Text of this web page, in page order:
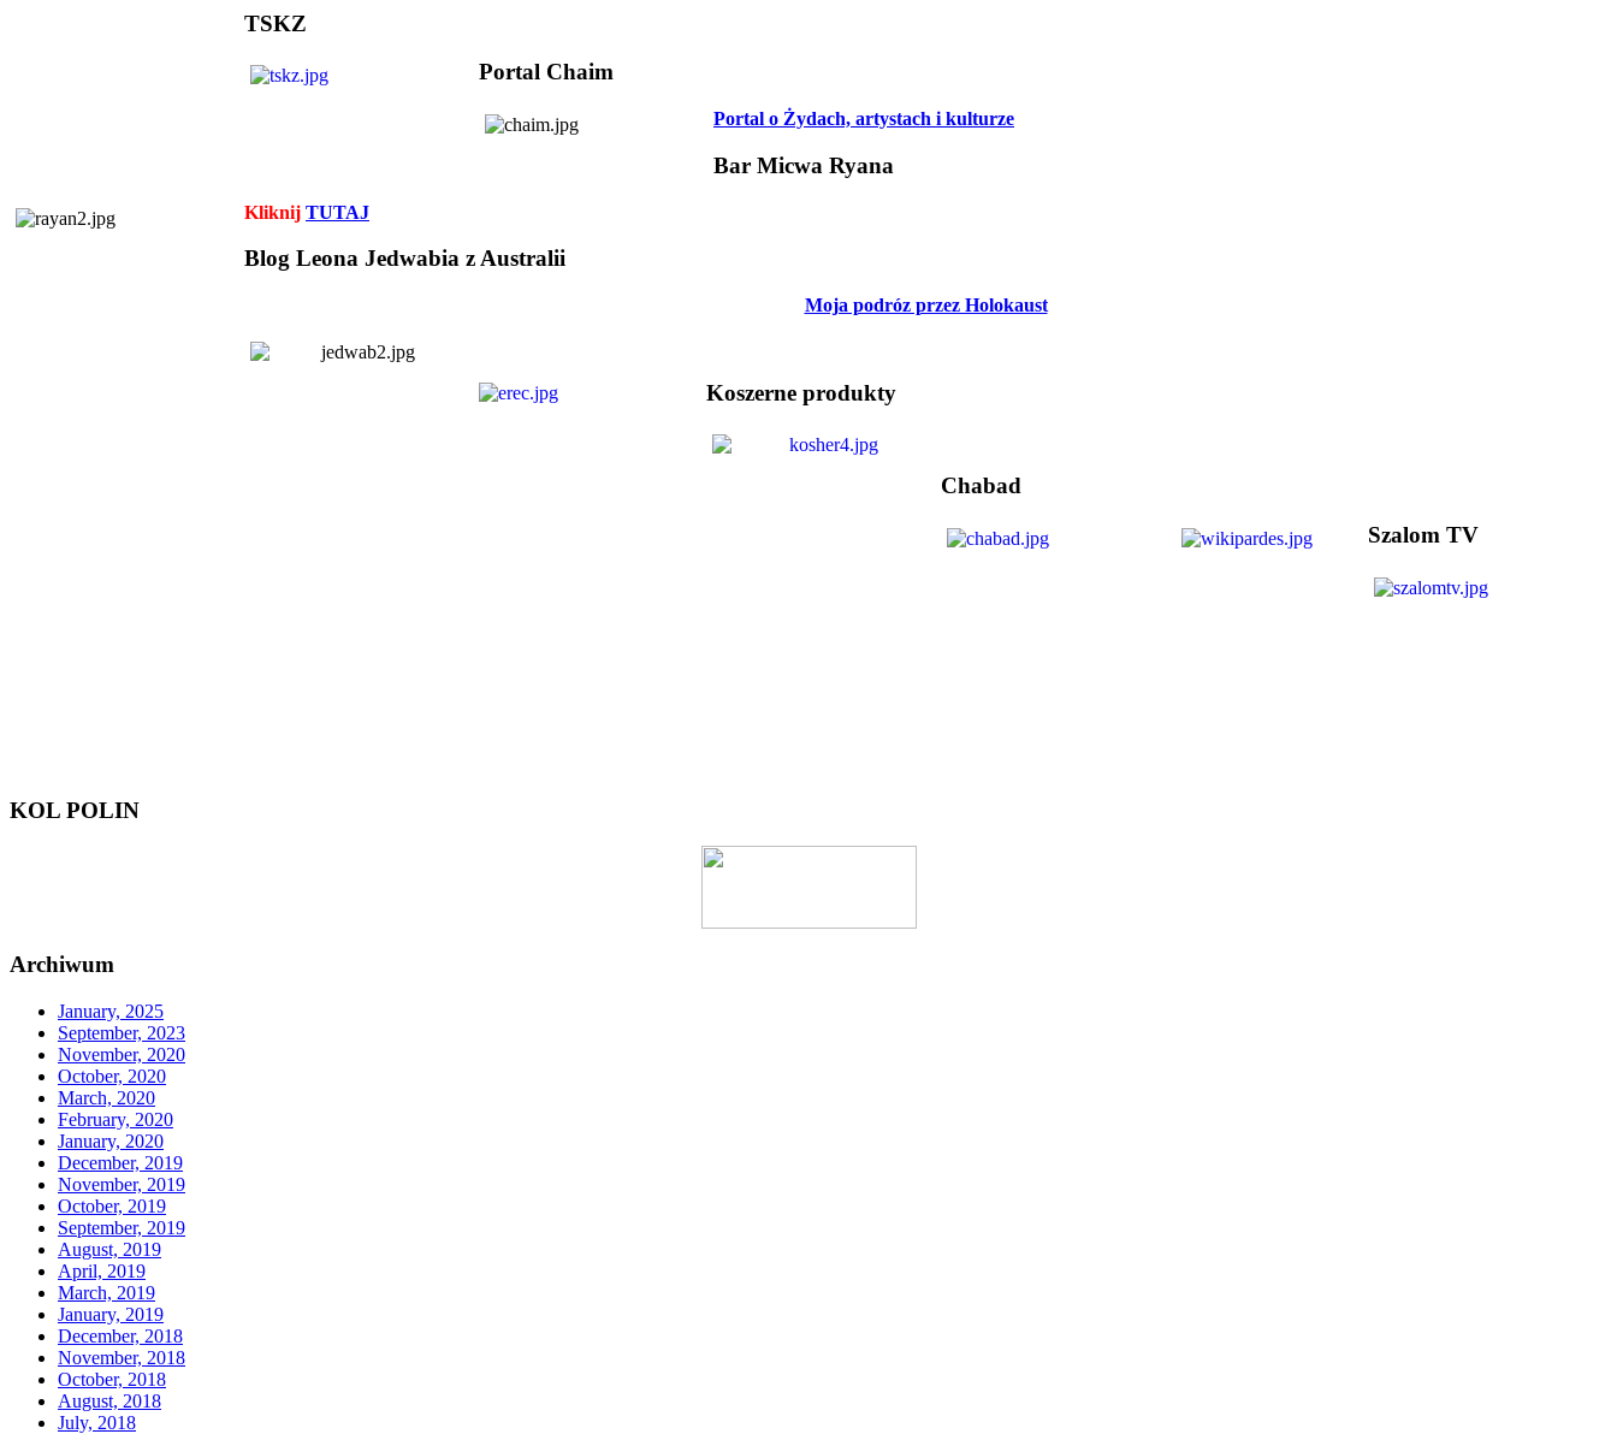
TSKZ
Portal Chaim
Portal o Żydach, artystach i kulturze
Bar Micwa Ryana
Kliknij TUTAJ
Blog Leona Jedwabia z Australii
Moja podróz przez Holokaust
Koszerne produkty
Chabad
Szalom TV
KOL POLIN
Archiwum
January, 2025
September, 2023
November, 2020
October, 2020
March, 2020
February, 2020
January, 2020
December, 2019
November, 2019
October, 2019
September, 2019
August, 2019
April, 2019
March, 2019
January, 2019
December, 2018
November, 2018
October, 2018
August, 2018
July, 2018